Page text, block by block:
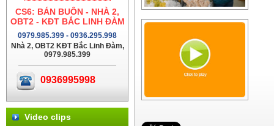
CS6: BÁN BUÔN - NHÀ 2,
OBT2 - KĐT BẮC LINH ĐÀM
0979.985.399 - 0936.295.998
Nhà 2, OBT2 KĐT Bắc Linh Đàm,
0979.985.399
0936995998
Video clips